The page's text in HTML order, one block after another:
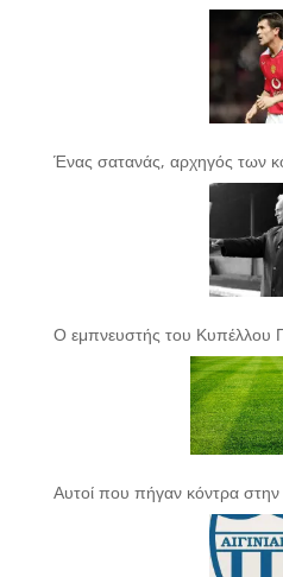
Ένας σατανάς, αρχηγός των
Ο εμπνευστής του Κυπέλλου
Αυτοί που πήγαν κόντρα στην